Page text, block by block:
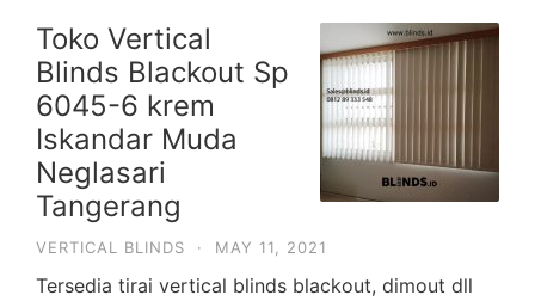
Toko Vertical
Blinds Blackout Sp
6045-6 krem
Iskandar Muda
Neglasari
Tangerang
VERTICAL BLINDS · MAY 11, 2021
Tersedia tirai vertical blinds blackout, dimout dll